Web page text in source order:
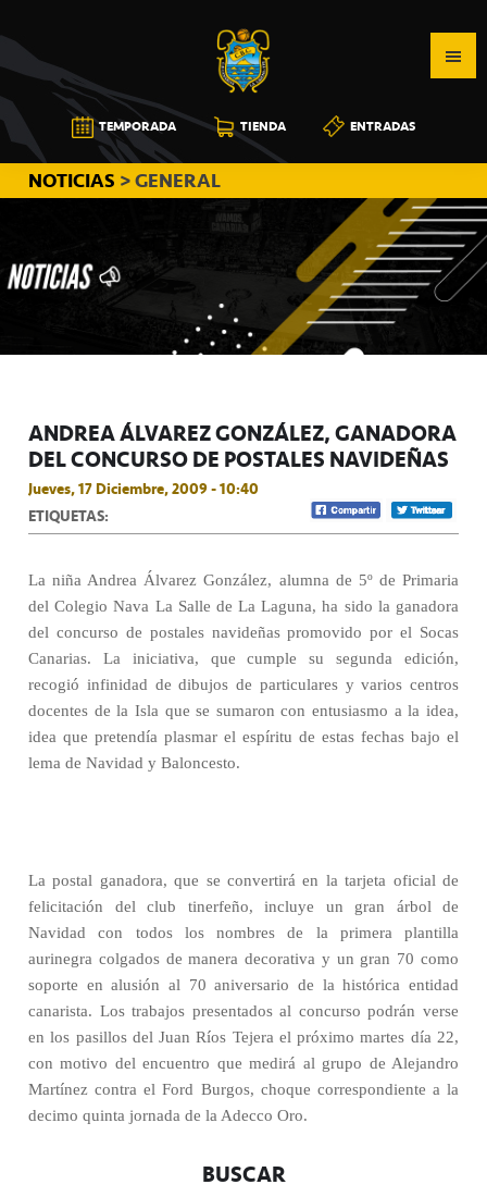
a
la
navegación
principal
al
contenido
principal
a
la
barra
lateral
principal
CB
CANARIAS
TEMPORADA TIENDA ENTRADAS
NOTICIAS > GENERAL
ANDREA ÁLVAREZ GONZÁLEZ, GANADORA
DEL CONCURSO DE POSTALES NAVIDEÑAS
Jueves, 17 Diciembre, 2009 - 10:40
ETIQUETAS:
La niña Andrea Álvarez González, alumna de 5º de Primaria
del Colegio Nava La Salle de La Laguna, ha sido la ganadora
del concurso de postales navideñas promovido por el Socas
Canarias. La iniciativa, que cumple su segunda edición,
recogió infinidad de dibujos de particulares y varios centros
docentes de la Isla que se sumaron con entusiasmo a la idea,
idea que pretendía plasmar el espíritu de estas fechas bajo el
lema de Navidad y Baloncesto.
La postal ganadora, que se convertirá en la tarjeta oficial de
felicitación del club tinerfeño, incluye un gran árbol de
Navidad con todos los nombres de la primera plantilla
aurinegra colgados de manera decorativa y un gran 70 como
soporte en alusión al 70 aniversario de la histórica entidad
canarista. Los trabajos presentados al concurso podrán verse
en los pasillos del Juan Ríos Tejera el próximo martes día 22,
con motivo del encuentro que medirá al grupo de Alejandro
Martínez contra el Ford Burgos, choque correspondiente a la
decimo quinta jornada de la Adecco Oro.
BUSCAR